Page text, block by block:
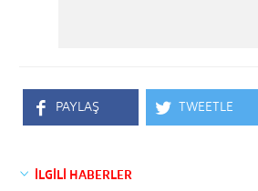
PAYLAŞ TWEETLE
İLGİLİ HABERLER